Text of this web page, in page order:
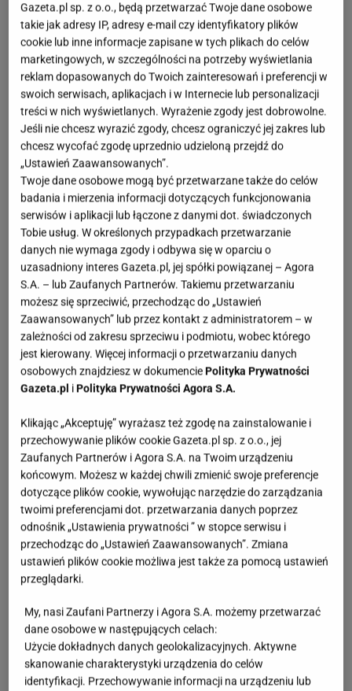
Gazeta.pl sp. z o.o., będą przetwarzać Twoje dane osobowe
takie jak adresy IP, adresy e-mail czy identyfikatory plików
cookie lub inne informacje zapisane w tych plikach do celów
marketingowych, w szczególności na potrzeby wyświetlania
reklam dopasowanych do Twoich zainteresowań i preferencji w
swoich serwisach, aplikacjach i w Internecie lub personalizacji
treści w nich wyświetlanych. Wyrażenie zgody jest dobrowolne.
Jeśli nie chcesz wyrazić zgody, chcesz ograniczyć jej zakres lub
chcesz wycofać zgodę uprzednio udzieloną przejdź do
„Ustawień Zaawansowanych”.
Twoje dane osobowe mogą być przetwarzane także do celów
badania i mierzenia informacji dotyczących funkcjonowania
serwisów i aplikacji lub łączone z danymi dot. świadczonych
Tobie usług. W określonych przypadkach przetwarzanie
danych nie wymaga zgody i odbywa się w oparciu o
uzasadniony interes Gazeta.pl, jej spółki powiązanej – Agora
S.A. – lub Zaufanych Partnerów. Takiemu przetwarzaniu
możesz się sprzeciwić, przechodząc do „Ustawień
Zaawansowanych” lub przez kontakt z administratorem – w
zależności od zakresu sprzeciwu i podmiotu, wobec którego
jest kierowany. Więcej informacji o przetwarzaniu danych
osobowych znajdziesz w dokumenciePolityka Prywatności
Gazeta.pl iPolityka Prywatności Agora S.A.
Klikając „Akceptuję” wyrażasz też zgodę na zainstalowanie i
przechowywanie plików cookie Gazeta.pl sp. z o.o., jej
Zaufanych Partnerów i Agora S.A. na Twoim urządzeniu
końcowym. Możesz w każdej chwili zmienić swoje preferencje
dotyczące plików cookie, wywołując narzędzie do zarządzania
twoimi preferencjami dot. przetwarzania danych poprzez
odnośnik „Ustawienia prywatności ” w stopce serwisu i
przechodząc do „Ustawień Zaawansowanych”. Zmiana
ustawień plików cookie możliwa jest także za pomocą ustawień
przeglądarki.
My, nasi Zaufani Partnerzy i Agora S.A. możemy przetwarzać
dane osobowe w następujących celach:
Użycie dokładnych danych geolokalizacyjnych. Aktywne
skanowanie charakterystyki urządzenia do celów
identyfikacji. Przechowywanie informacji na urządzeniu lub